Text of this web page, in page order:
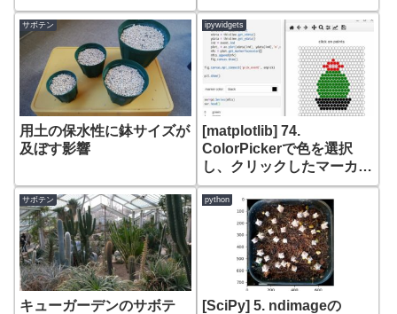
サボテン
用土の保水性に鉢サイズが
及ぼす影響
ipywidgets
[matplotlib] 74.
ColorPickerで色を選択
し、クリックしたマーカー
を着色する。さらに、色ご
とに集計した結果を棒グラ
フで表示する
サボテン
キューガーデンのサボテ
python
[SciPy] 5. ndimageの